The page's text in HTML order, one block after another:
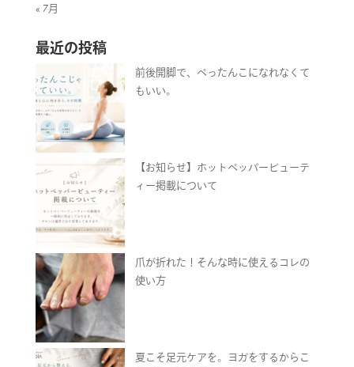
« 7月
最近の投稿
前後開脚で、ぺったんこになれなくて
もいい。
【お知らせ】ホットペッパービューテ
ィー掲載について
爪が折れた！そんな時に使えるコレの
使い方
夏こそ足元ケアを。ヨガをするからこ